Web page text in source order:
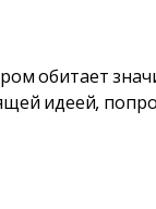
обитает
идеей,